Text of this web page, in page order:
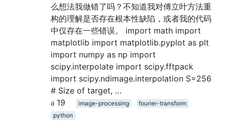
么想法我做错了吗？不知道我对傅立叶方法重
构的理解是否存在根本性缺陷，或者我的代码
中仅存在一些错误。 import math import
matplotlib import matplotlib.pyplot as plt
import numpy as np import
scipy.interpolate import scipy.fftpack
import scipy.ndimage.interpolation S=256
# Size of target, …
19
image-processing
fourier-transform
python